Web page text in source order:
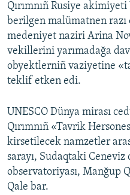
Qırımnıñ Rusiye
berilgen malümatnen razı
medeniyet naziri Arina
vekillerini yarımadağa
obyektlerniñ vaziyetine
teklif etken edi.
UNESCO Dünya mirası
Qırımnıñ «Tavrik
kirsetilecek namzetler
sarayı, Sudaqtaki Ceneviz
observatoriyası, Manğup
Qale bar.